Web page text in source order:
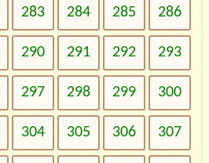
283 284 285 286
290 291 292 293
297 298 299 300
304 305 306 307